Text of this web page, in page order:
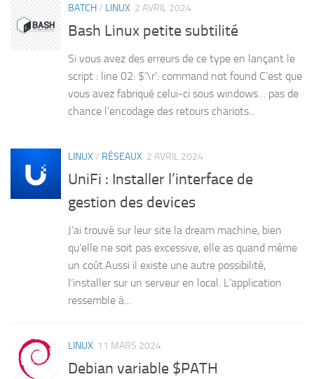
BATCH/ LINUX 2 AVRIL 2024
Bash Linux petite subtilité
Si vous avez des erreurs de ce type en lançant le
script : line 02: $’\r’: command not found C’est que
vous avez fabriqué celui-ci sous windows… pas de
chance l’encodage des retours chariots...
LINUX/ RÉSEAUX 2 AVRIL 2024
UniFi : Installer l’interface de
gestion des devices
J’ai trouvé sur leur site la dream machine, bien
qu’elle ne soit pas excessive, elle as quand même
un coût.Aussi il existe une autre possibilité,
l’installer sur un serveur en local. L’application
ressemble à...
LINUX 11 MARS 2024
Debian variable $PATH